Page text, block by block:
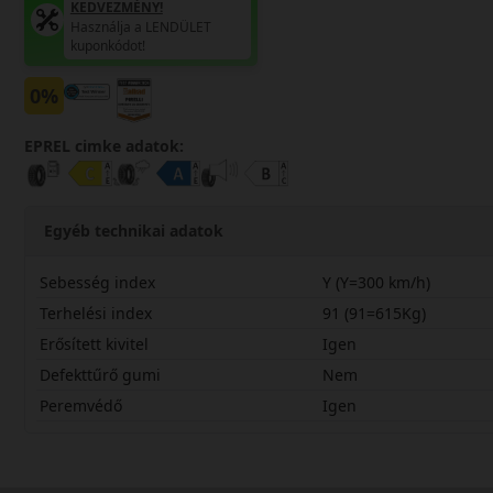
KEDVEZMÉNY!
Használja a LENDÜLET
kuponkódot!
0%
EPREL cimke adatok:
Egyéb technikai adatok
Sebesség index
Y (Y=300 km/h)
Terhelési index
91 (91=615Kg)
Erősített kivitel
Igen
Defekttűrő gumi
Nem
Peremvédő
Igen